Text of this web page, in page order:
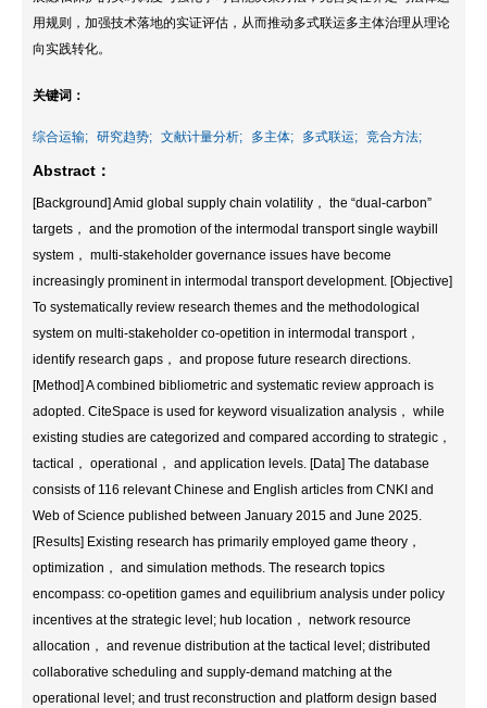
用规则，加强技术落地的实证评估，从而推动多式联运多主体治理从理论
向实践转化。
关键词：
综合运输; 研究趋势; 文献计量分析; 多主体; 多式联运; 竞合方法;
Abstract：
[Background] Amid global supply chain volatility， the “dual-carbon”
targets， and the promotion of the intermodal transport single waybill
system， multi-stakeholder governance issues have become
increasingly prominent in intermodal transport development. [Objective]
To systematically review research themes and the methodological
system on multi-stakeholder co-opetition in intermodal transport，
identify research gaps， and propose future research directions.
[Method] A combined bibliometric and systematic review approach is
adopted. CiteSpace is used for keyword visualization analysis， while
existing studies are categorized and compared according to strategic，
tactical， operational， and application levels. [Data] The database
consists of 116 relevant Chinese and English articles from CNKI and
Web of Science published between January 2015 and June 2025.
[Results] Existing research has primarily employed game theory，
optimization， and simulation methods. The research topics
encompass: co-opetition games and equilibrium analysis under policy
incentives at the strategic level; hub location， network resource
allocation， and revenue distribution at the tactical level; distributed
collaborative scheduling and supply-demand matching at the
operational level; and trust reconstruction and platform design based